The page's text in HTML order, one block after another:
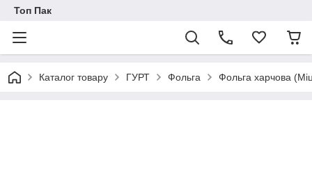
Топ Пак
Каталог товару ГУРТ Фольга Фольга харчова